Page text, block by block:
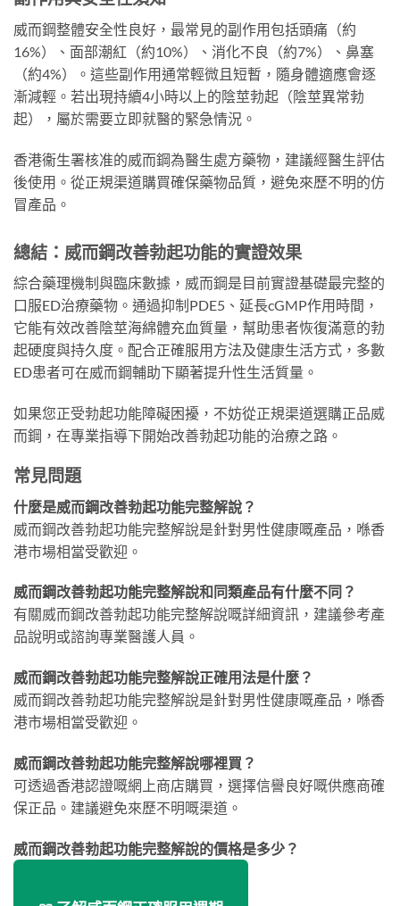
威而鋼整體安全性良好，最常見的副作用包括頭痛（約
16%）、面部潮紅（約10%）、消化不良（約7%）、鼻塞
（約4%）。這些副作用通常輕微且短暫，隨身體適應會逐
漸減輕。若出現持續4小時以上的陰莖勃起（陰莖異常勃
起），屬於需要立即就醫的緊急情況。
香港衞生署核准的威而鋼為醫生處方藥物，建議經醫生評估
後使用。從正規渠道購買確保藥物品質，避免來歷不明的仿
冒產品。
總結：威而鋼改善勃起功能的實證效果
綜合藥理機制與臨床數據，威而鋼是目前實證基礎最完整的
口服ED治療藥物。通過抑制PDE5、延長cGMP作用時間，
它能有效改善陰莖海綿體充血質量，幫助患者恢復滿意的勃
起硬度與持久度。配合正確服用方法及健康生活方式，多數
ED患者可在威而鋼輔助下顯著提升性生活質量。
如果您正受勃起功能障礙困擾，不妨從正規渠道選購正品威
而鋼，在專業指導下開始改善勃起功能的治療之路。
常見問題
什麼是威而鋼改善勃起功能完整解說？
威而鋼改善勃起功能完整解說是針對男性健康嘅產品，喺香
港市場相當受歡迎。
威而鋼改善勃起功能完整解說和同類產品有什麼不同？
有關威而鋼改善勃起功能完整解說嘅詳細資訊，建議參考產
品說明或諮詢專業醫護人員。
威而鋼改善勃起功能完整解說正確用法是什麼？
威而鋼改善勃起功能完整解說是針對男性健康嘅產品，喺香
港市場相當受歡迎。
威而鋼改善勃起功能完整解說哪裡買？
可透過香港認證嘅網上商店購買，選擇信譽良好嘅供應商確
保正品。建議避免來歷不明嘅渠道。
威而鋼改善勃起功能完整解說的價格是多少？